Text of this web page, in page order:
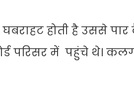
होती है उससे
परिसर में पहुंचे थे।